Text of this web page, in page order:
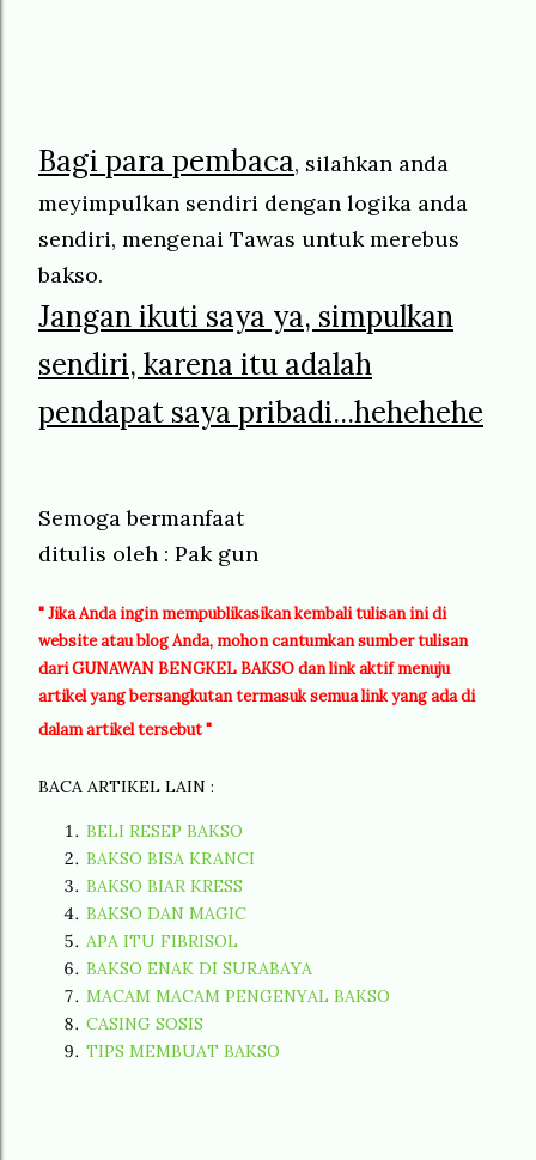
Bagi para pembaca, silahkan anda
meyimpulkan sendiri dengan logika anda
sendiri, mengenai Tawas untuk merebus
bakso.
Jangan ikuti saya ya, simpulkan
sendiri, karena itu adalah
pendapat saya pribadi...hehehehe
Semoga bermanfaat
ditulis oleh : Pak gun
"Jika Anda ingin mempublikasikan kembali tulisan ini di
website atau blog Anda, mohon cantumkan sumber tulisan
dari GUNAWAN BENGKEL BAKSO dan link aktif menuju
artikel yang bersangkutan termasuk semua link yang ada di
dalam artikel tersebut "
BACA ARTIKEL LAIN :
BELI RESEP BAKSO
BAKSO BISA KRANCI
BAKSO BIAR KRESS
BAKSO DAN MAGIC
APA ITU FIBRISOL
BAKSO ENAK DI SURABAYA
MACAM MACAM PENGENYAL BAKSO
CASING SOSIS
TIPS MEMBUAT BAKSO